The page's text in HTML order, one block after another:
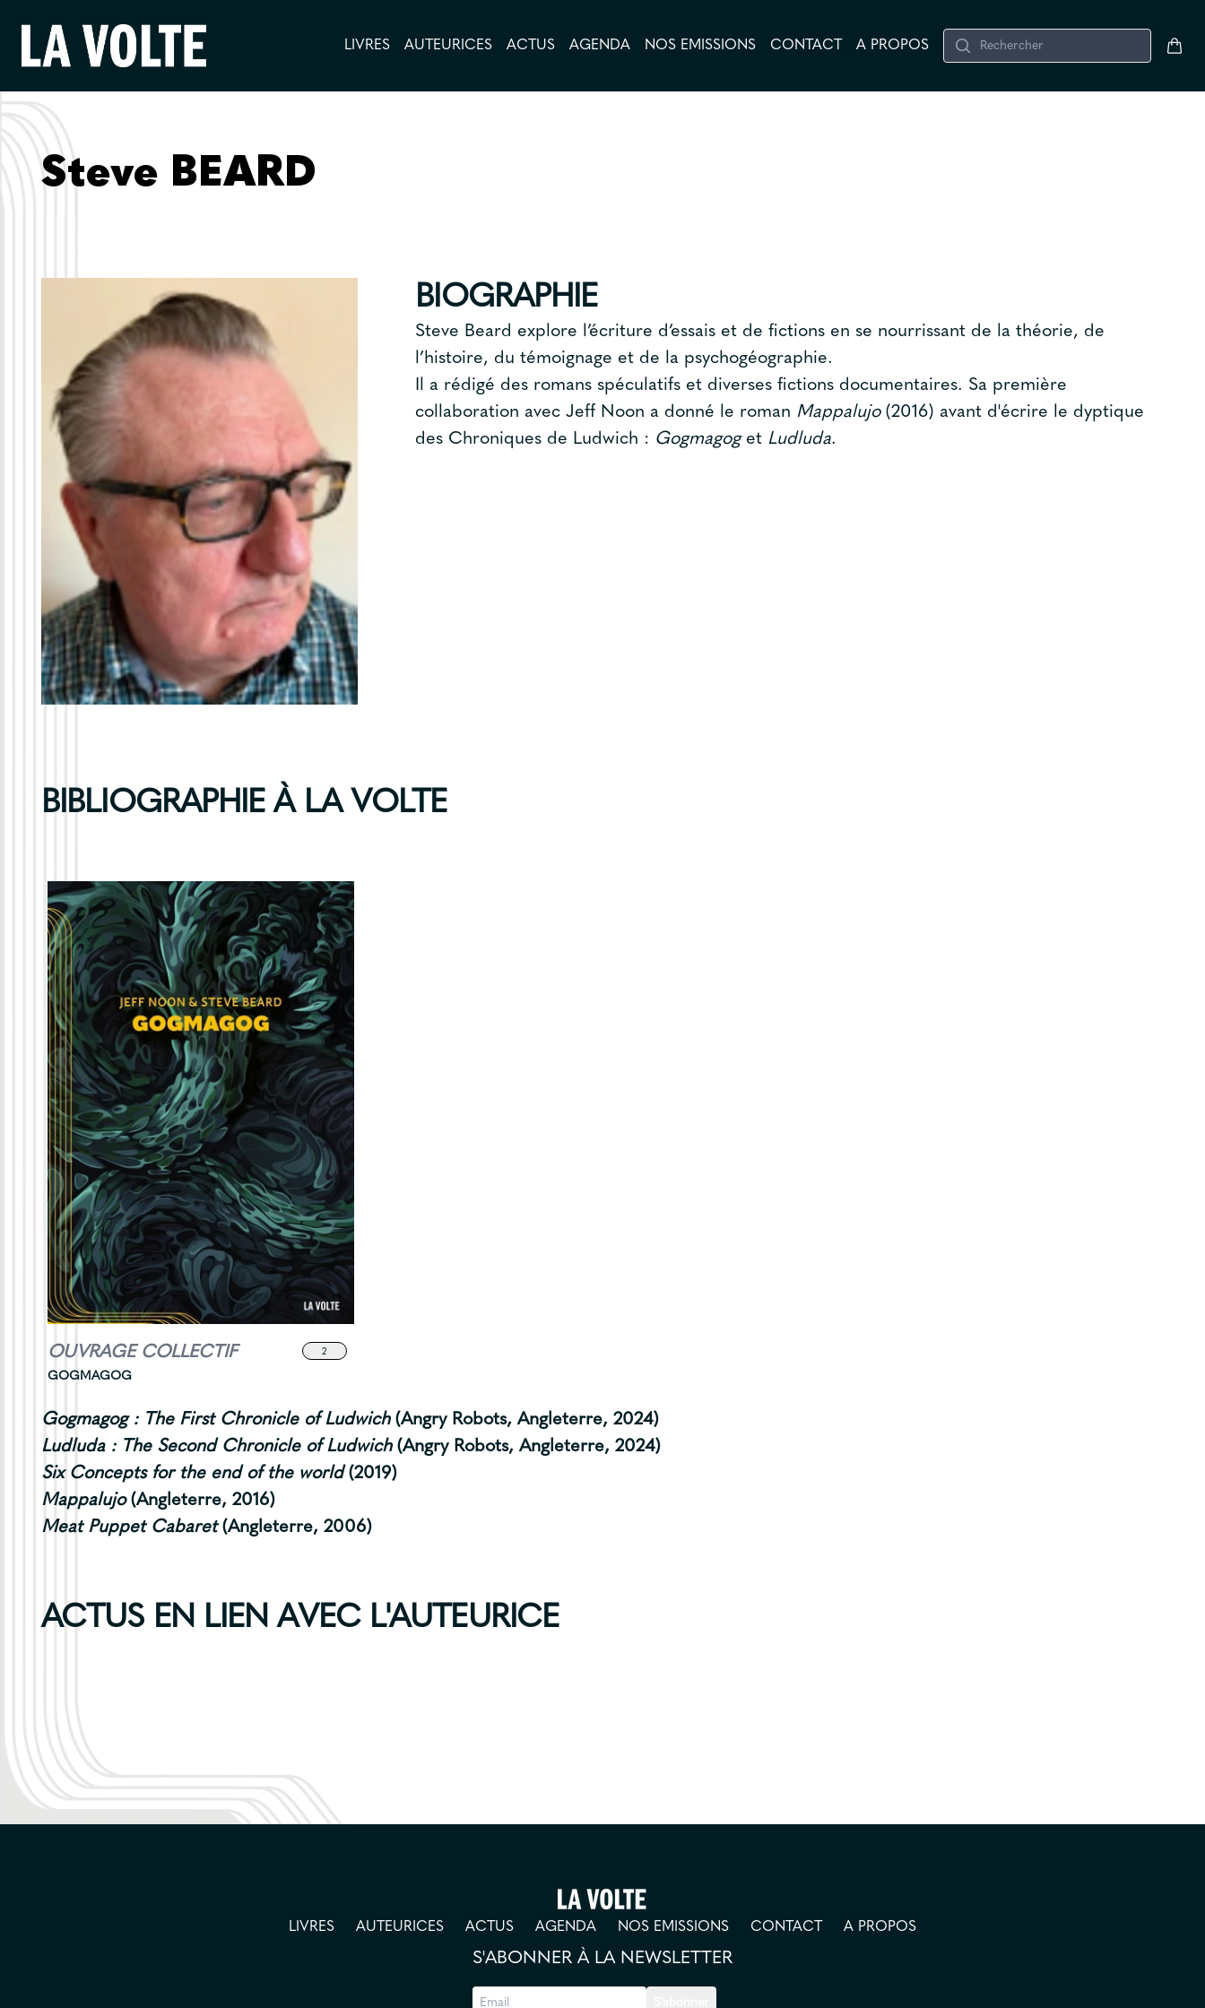
LIVRES AUTEURICES ACTUS AGENDA NOS EMISSIONS CONTACT A PROPOS Search
CONTACT
A PROPOS
Steve BEARD
BIOGRAPHIE
Steve Beard explore l’écriture d’essais et de fictions en se nourrissant de la théorie, de
l’histoire, du témoignage et de la psychogéographie.
Il a rédigé des romans spéculatifs et diverses fictions documentaires. Sa première
collaboration avec Jeff Noon a donné le roman Mappalujo(2016) avant d'écrire le dyptique
des Chroniques de Ludwich : Gogmagoget Ludluda.
BIBLIOGRAPHIE À LA VOLTE
OUVRAGE COLLECTIF 2
GOGMAGOG
Gogmagog : The First Chronicle of Ludwich (Angry Robots, Angleterre, 2024)
Ludluda : The Second Chronicle of Ludwich(Angry Robots, Angleterre, 2024)
Six Concepts for the end of the world (2019)
Mappalujo(Angleterre, 2016)
Meat Puppet Cabaret(Angleterre, 2006)
ACTUS EN LIEN AVEC L'AUTEURICE
LIVRES AUTEURICES ACTUS AGENDA NOS EMISSIONS CONTACT A PROPOS
S'ABONNER À LA NEWSLETTER